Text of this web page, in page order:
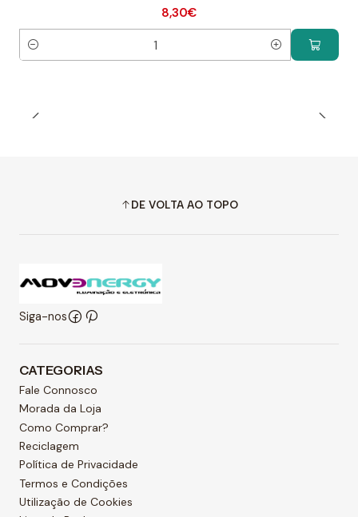
8,30€
Quantidade
DE VOLTA AO TOPO
Siga-nos
CATEGORIAS
Fale Connosco
Morada da Loja
Como Comprar?
Reciclagem
Política de Privacidade
Termos e Condições
Utilização de Cookies